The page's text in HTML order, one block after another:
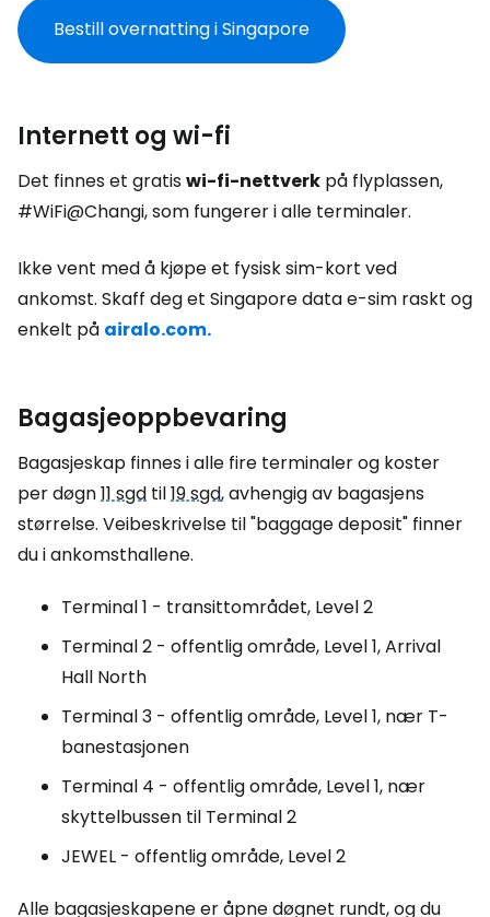
Bestill overnatting i Singapore
Internett og wi-fi
Det finnes et gratiswi-fi-nettverk på flyplassen,
#WiFi@Changi, som fungerer i alle terminaler.
Ikke vent med å kjøpe et fysisk sim-kort ved
ankomst. Skaff deg et Singapore data e-sim raskt og
enkelt på airalo.com.
Bagasjeoppbevaring
Bagasjeskap finnes i alle fire terminaler og koster
per døgn11 sgd til19 sgd, avhengig av bagasjens
størrelse. Veibeskrivelse til"baggage deposit" finner
du i ankomsthallene.
Terminal 1 - transittområdet, Level 2
Terminal 2 - offentlig område, Level 1, Arrival
Hall North
Terminal 3 - offentlig område, Level 1, nær T-
banestasjonen
Terminal 4 - offentlig område, Level 1, nær
skyttelbussen til Terminal 2
JEWEL - offentlig område, Level 2
Alle bagasjeskapene er åpne døgnet rundt, og du